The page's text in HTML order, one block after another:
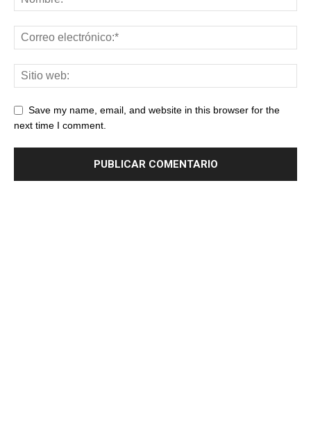
Save my name, email, and website in this browser for the
next time I comment.